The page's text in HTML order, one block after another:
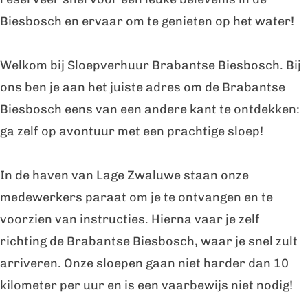
e
h
u
u
r
e
B
r
a
b
a
p
e
r
h
u
r
d
e
B
r
a
e
v
e
r
h
u
r
d
e
B
r
e
h
u
u
r
e
B
r
a
b
a
o
p
v
e
r
u
u
r
d
e
B
Biesbosch en ervaar om te genieten op het water!
Welkom bij Sloepverhuur Brabantse Biesbosch. Bij
ons ben je aan het juiste adres om de Brabantse
Biesbosch eens van een andere kant te ontdekken:
ga zelf op avontuur met een prachtige sloep!
In de haven van Lage Zwaluwe staan onze
medewerkers paraat om je te ontvangen en te
voorzien van instructies. Hierna vaar je zelf
richting de Brabantse Biesbosch, waar je snel zult
arriveren. Onze sloepen gaan niet harder dan 10
kilometer per uur en is een vaarbewijs niet nodig!